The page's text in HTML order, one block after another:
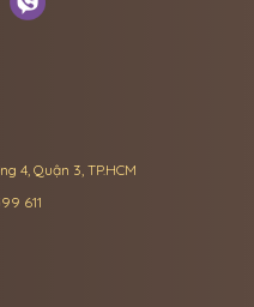
4, Quận 3, TP.HCM
611